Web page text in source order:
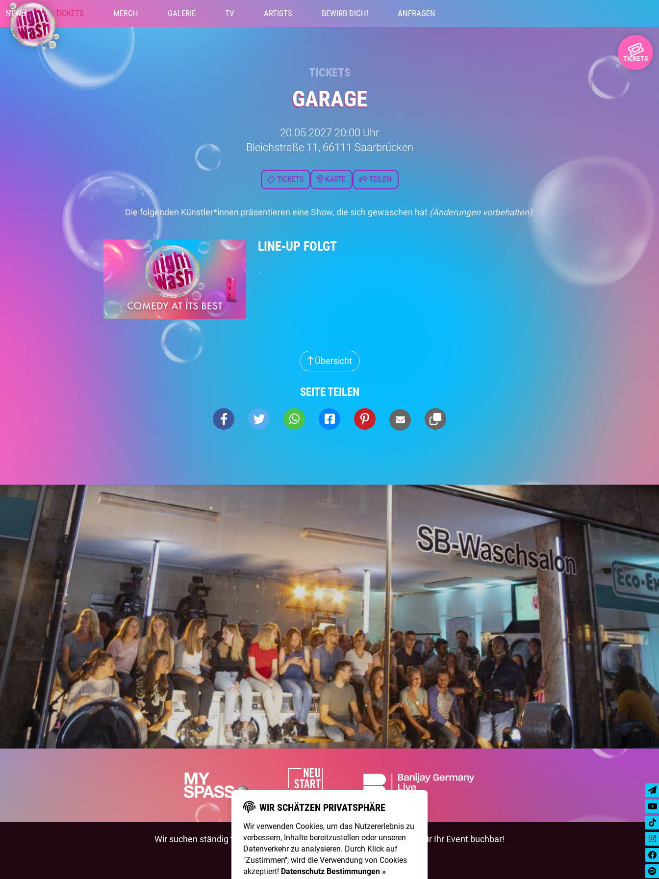
NEWS TICKETS MERCH GALERIE TV ARTISTS BEWIRB DICH! ANFRAGEN
TICKETS
TICKETS
GARAGE
20.05.2027 20:00 Uhr
Bleichstraße 11, 66111 Saarbrücken
TICKETS KARTE TEILEN
Die folgenden Künstler*innen präsentieren eine Show, die sich gewaschen hat (Änderungen vorbehalten):
LINE-UP FOLGT
.
Übersicht
SEITE TEILEN
Wir suchen ständig talentierte Artists & natürlich istNightWashauch für Ihr Event buchbar!
BEWIRB DICH! NIGHTWASH BUCHEN
WIR SCHÄTZEN PRIVATSPHÄRE
Wir verwenden Cookies, um das Nutzererlebnis zu
verbessern, Inhalte bereitzustellen oder unseren
Datenverkehr zu analysieren. Durch Klick auf
"Zustimmen", wird die Verwendung von Cookies
akzeptiert! Datenschutz Bestimmungen »